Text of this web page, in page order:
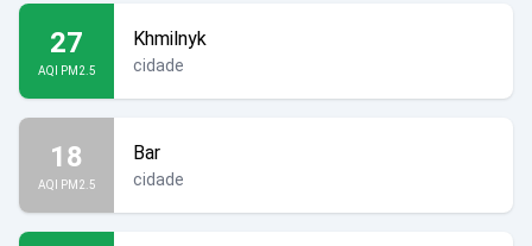
27
AQI PM2.5
Khmilnyk
cidade
18
AQI PM2.5
Bar
cidade